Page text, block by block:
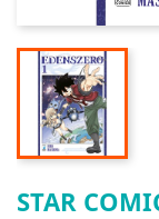
STAR